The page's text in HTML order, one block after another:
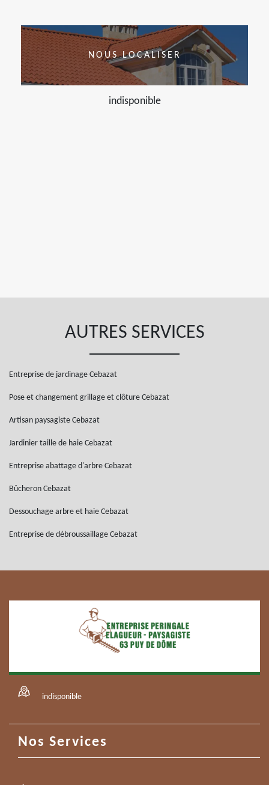
NOUS LOCALISER
indisponible
AUTRES SERVICES
Entreprise de jardinage Cebazat
Pose et changement grillage et clôture Cebazat
Artisan paysagiste Cebazat
Jardinier taille de haie Cebazat
Entreprise abattage d'arbre Cebazat
Bûcheron Cebazat
Dessouchage arbre et haie Cebazat
Entreprise de débroussaillage Cebazat
indisponible
Nos Services